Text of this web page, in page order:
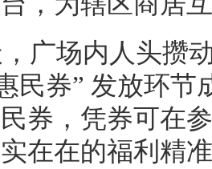
广场内人头攒
民券” 发放环节
券，凭券可在
在在的福利精